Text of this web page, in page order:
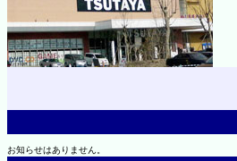
お知らせはありません。